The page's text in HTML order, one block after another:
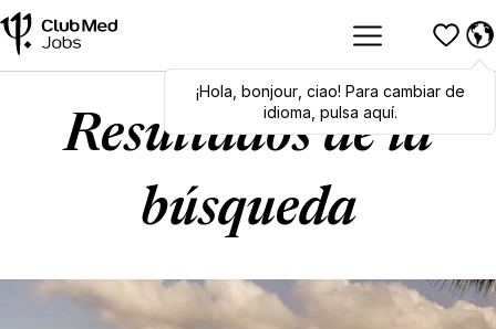
Hola,bonjour,ciao! To switch
languages, click here!
¡Hola bonjour, ciao! Para cambiar de
idioma, pulsa aquí.
Resultados de la
búsqueda